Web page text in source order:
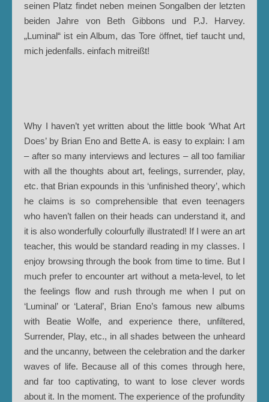
seinen Platz findet neben meinen Songalben der letzten
beiden Jahre von Beth Gibbons und P.J. Harvey.
„Luminal“ ist ein Album, das Tore öffnet, tief taucht und,
mich jedenfalls. einfach mitreißt!
Why I haven’t yet written about the little book ‘What Art
Does’ by Brian Eno and Bette A. is easy to explain: I am
– after so many interviews and lectures – all too familiar
with all the thoughts about art, feelings, surrender, play,
etc. that Brian expounds in this ‘unfinished theory’, which
he claims is so comprehensible that even teenagers
who haven’t fallen on their heads can understand it, and
it is also wonderfully colourfully illustrated! If I were an art
teacher, this would be standard reading in my classes. I
enjoy browsing through the book from time to time. But I
much prefer to encounter art without a meta-level, to let
the feelings flow and rush through me when I put on
‘Luminal’ or ‘Lateral’, Brian Eno’s famous new albums
with Beatie Wolfe, and experience there, unfiltered,
Surrender, Play, etc., in all shades between the unheard
and the uncanny, between the celebration and the darker
waves of life. Because all of this comes through here,
and far too captivating, to want to lose clever words
about it. In the moment. The experience of the profundity